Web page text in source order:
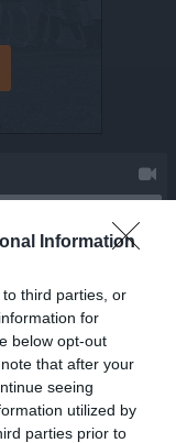
Information
third parties, or
for
below opt-out
that after your
seeing
utilized by
parties prior to